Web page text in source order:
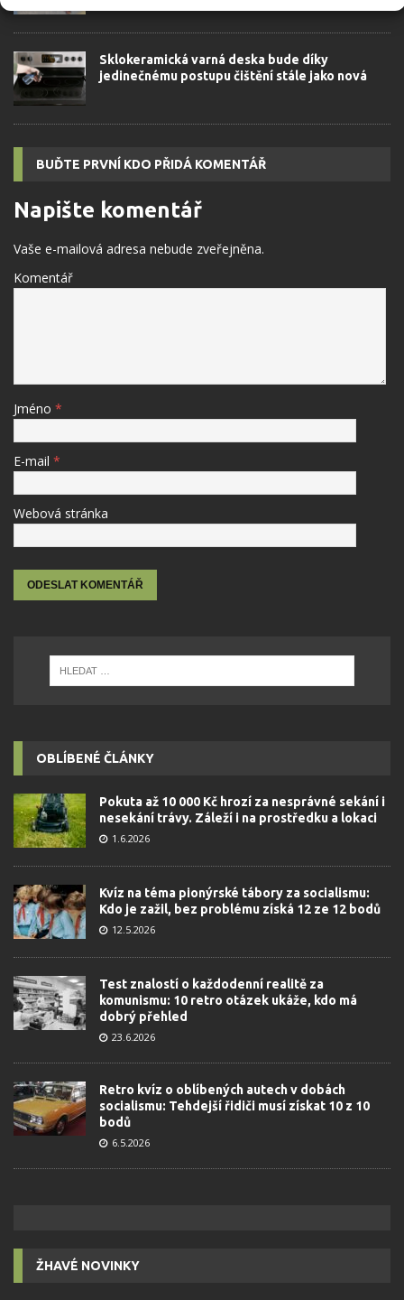
Sklokeramická varná deska bude díky
jedinečnému postupu čištění stále jako nová
BUĎTE PRVNÍ KDO PŘIDÁ KOMENTÁŘ
Napište komentář
Vaše e-mailová adresa nebude zveřejněna.
Komentář
Jméno *
E-mail *
Webová stránka
OBLÍBENÉ ČLÁNKY
Pokuta až 10 000 Kč hrozí za nesprávné sekání i
nesekání trávy. Záleží i na prostředku a lokaci
1.6.2026
Kvíz na téma pionýrské tábory za socialismu:
Kdo je zažil, bez problému získá 12 ze 12 bodů
12.5.2026
Test znalostí o každodenní realitě za
komunismu: 10 retro otázek ukáže, kdo má
dobrý přehled
23.6.2026
Retro kvíz o oblíbených autech v dobách
socialismu: Tehdejší řidiči musí získat 10 z 10
bodů
6.5.2026
ŽHAVÉ NOVINKY